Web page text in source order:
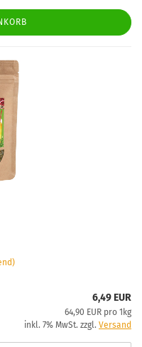
6,49 EUR
64,90 EUR pro 1kg
inkl. 7% MwSt. zzgl. Versand